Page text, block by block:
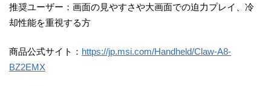
推奨ユーザー：画面の見やすさや大画面での迫力プレイ、冷
却性能を重視する方
商品公式サイト： https://jp.msi.com/Handheld/Claw-A8-
BZ2EMX